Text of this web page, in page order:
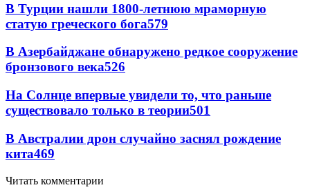
В Турции нашли 1800-летнюю мраморную
статую греческого бога579
В Азербайджане обнаружено редкое сооружение
бронзового века526
На Солнце впервые увидели то, что раньше
существовало только в теории501
В Австралии дрон случайно заснял рождение
кита469
Читать комментарии